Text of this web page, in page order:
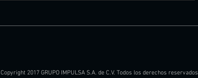
Copyright 2017 GRUPO IMPULSA S.A. de C.V. Todos los derechos reservados